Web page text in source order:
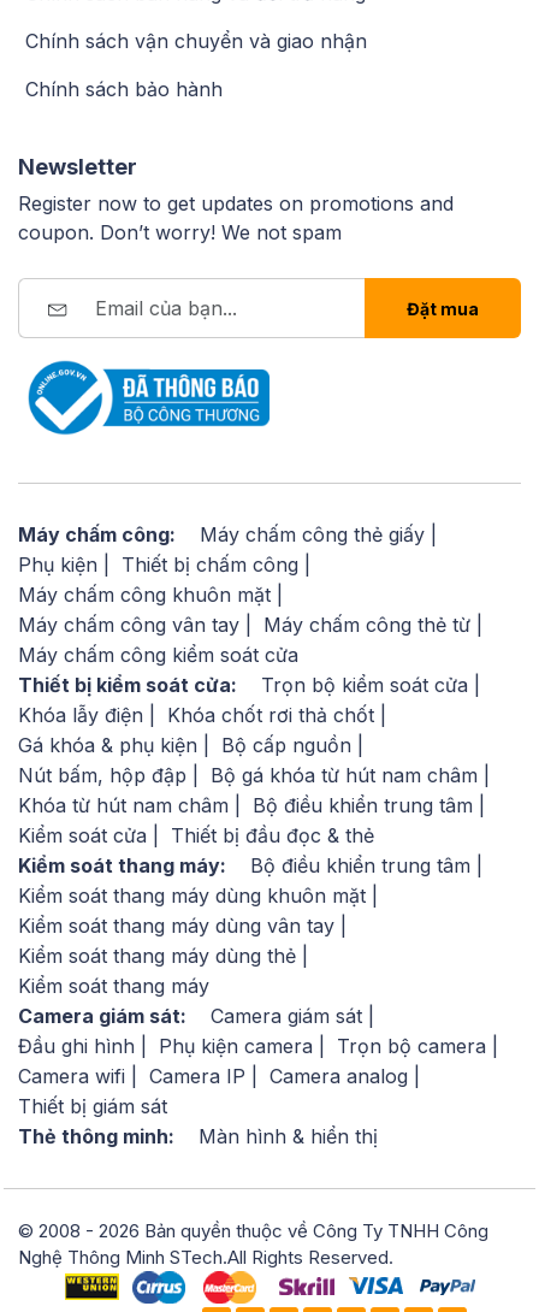
Chính sách vận chuyển và giao nhận
Chính sách bảo hành
Newsletter
Register now to get updates on promotions and
coupon. Don’t worry! We not spam
Đặt mua
Máy chấm công:
Máy chấm công thẻ giấy
Phụ kiện
Thiết bị chấm công
Máy chấm công khuôn mặt
Máy chấm công vân tay
Máy chấm công thẻ từ
Máy chấm công kiểm soát cửa
Thiết bị kiểm soát cửa:
Trọn bộ kiểm soát cửa
Khóa lẫy điện
Khóa chốt rơi thả chốt
Gá khóa & phụ kiện
Bộ cấp nguồn
Nút bấm, hộp đập
Bộ gá khóa từ hút nam châm
Khóa từ hút nam châm
Bộ điều khiển trung tâm
Kiểm soát cửa
Thiết bị đầu đọc & thẻ
Kiểm soát thang máy:
Bộ điều khiển trung tâm
Kiểm soát thang máy dùng khuôn mặt
Kiểm soát thang máy dùng vân tay
Kiểm soát thang máy dùng thẻ
Kiểm soát thang máy
Camera giám sát:
Camera giám sát
Đầu ghi hình
Phụ kiện camera
Trọn bộ camera
Camera wifi
Camera IP
Camera analog
Thiết bị giám sát
Thẻ thông minh:
Màn hình & hiển thị
© 2008 - 2026 Bản quyền thuộc về Công Ty TNHH Công
Nghệ Thông Minh STech.All Rights Reserved.